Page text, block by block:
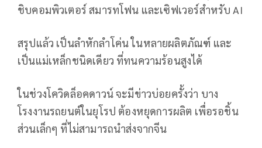
ชิบคอมพิวเตอร์ สมารทโฟน และเซิฟเวอร์สำหรับ AI
สรุปแล้ว เป็นลำหักลำโค่น ในหลายผลิตภัณฑ์ และ
เป็นแม่เหล็กชนิดเดียว ที่ทนความร้อนสูงได้
ในช่วงโควิดล็อคดาวน์ จะมีข่าวบ่อยครั้งว่า บาง
โรงงานรถยนต์ในยุโรป ต้องหยุดการผลิต เพื่อรอชิ้น
ส่วนเล็กๆ ที่ไม่สามารถนำส่งจากจีน